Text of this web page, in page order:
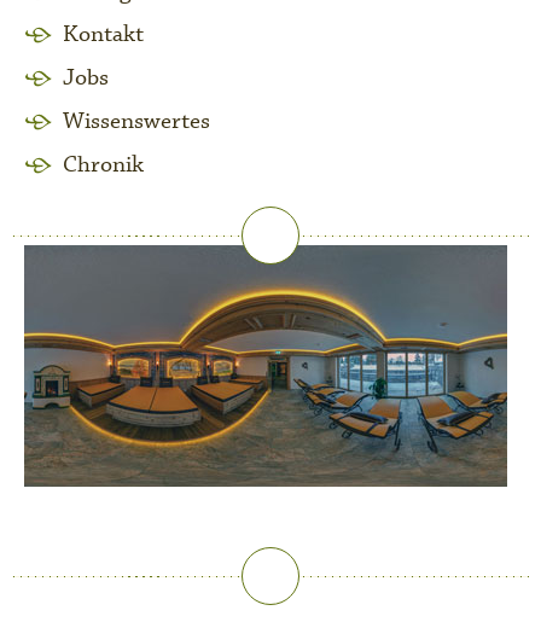
Kontakt
Jobs
Wissenswertes
Chronik